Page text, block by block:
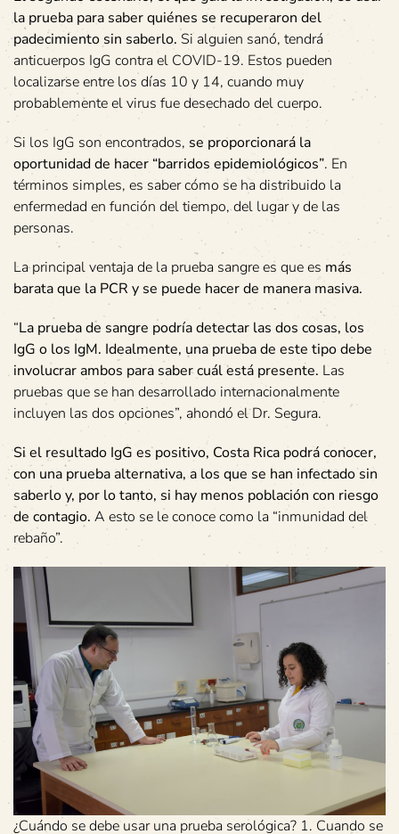
la prueba para saber quiénes se recuperaron del
padecimiento sin saberlo. Si alguien sanó, tendrá
anticuerpos IgG contra el COVID-19. Estos pueden
localizarse entre los días 10 y 14, cuando muy
probablemente el virus fue desechado del cuerpo.
Si los IgG son encontrados, se proporcionará la
oportunidad de hacer “barridos epidemiológicos”. En
términos simples, es saber cómo se ha distribuido la
enfermedad en función del tiempo, del lugar y de las
personas.
La principal ventaja de la prueba sangre es que es más
barata que la PCR y se puede hacer de manera masiva.
“La prueba de sangre podría detectar las dos cosas, los
IgG o los IgM. Idealmente, una prueba de este tipo debe
involucrar ambos para saber cuál está presente. Las
pruebas que se han desarrollado internacionalmente
incluyen las dos opciones”, ahondó el Dr. Segura.
Si el resultado IgG es positivo, Costa Rica podrá conocer,
con una prueba alternativa, a los que se han infectado sin
saberlo y, por lo tanto, si hay menos población con riesgo
de contagio. A esto se le conoce como la “inmunidad del
rebaño”.
¿Cuándo se debe usar una prueba serológica? 1. Cuando se